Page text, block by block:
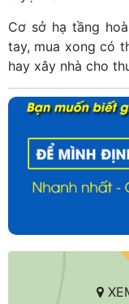
Cơ sở hạ tầng
tay, mua xong có
hay xây nhà cho